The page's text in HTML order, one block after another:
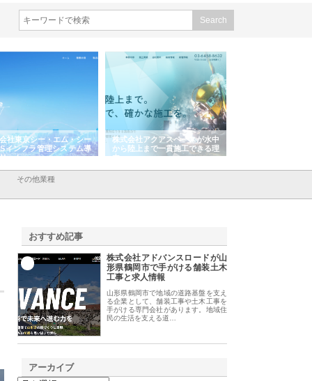
京シー・エム・シー
ラ管理システム導
株式会社アクアスペースが水中
から陸上まで一貫施工できる理
由
強み
その他業種
おすすめ記事
株式会社アドバンスロードが山
形県鶴岡市で手がける舗装土木
工事と求人情報
山形県鶴岡市で地域の道路基盤を支え
る企業として、舗装工事や土木工事を
手がける専門会社があります。地域住
民の生活を支える道…
アーカイブ